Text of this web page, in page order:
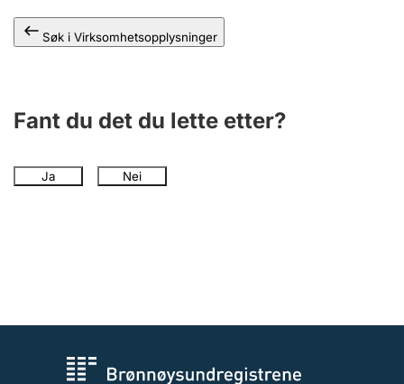
Søk i Virksomhetsopplysninger
Fant du det du lette etter?
Ja Nei